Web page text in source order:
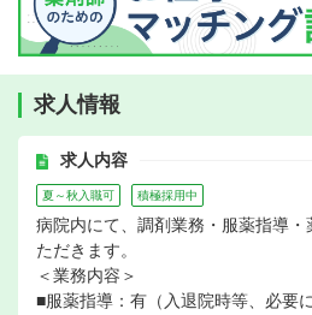
求人情報
求人内容
夏～秋入職可 積極採用中
病院内にて、調剤業務・服薬指導
ただきます。
＜業務内容＞
■服薬指導：有（入退院時等、必要